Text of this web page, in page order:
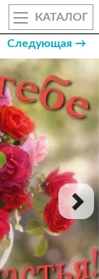
КАТАЛОГ
Следующая →